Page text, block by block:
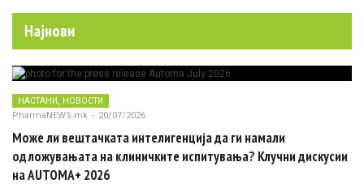
Најнови
НАСТАНИ НОВОСТИ
PharmaNEWS.mk - 20/07/2026
Може ли вештачката интелигенција да ги намали
одложувањата на клиничките испитувања? Клучни дискусии
на AUTOMA+ 2026